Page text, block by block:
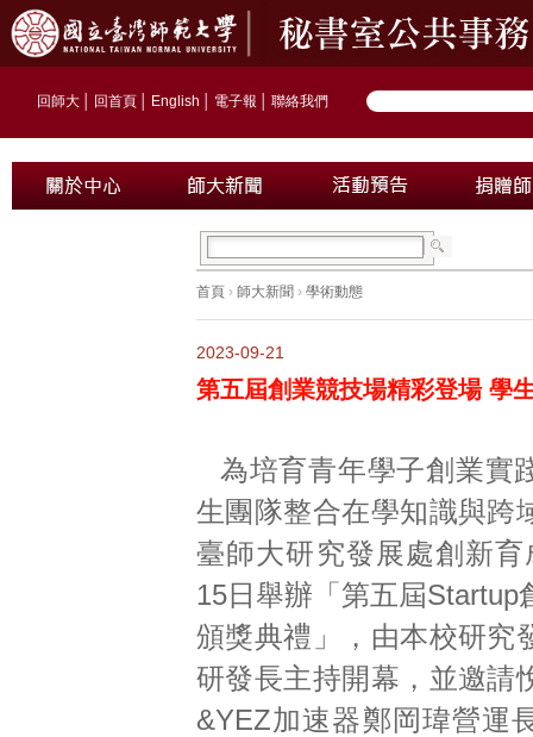
回師大 回首頁 English 電子報 聯絡我們
首頁 › 師大新聞 › 學術動態
2023-09-21
第五屆創業競技場精彩登場 學
為培育青年學子創業實
生團隊整合在學知識與跨
臺師大研究發展處創新
15日舉辦「第五屆Startup
頒獎典禮」，由本校研究
研發長主持開幕，並邀請
&YEZ加速器鄭岡瑋營運